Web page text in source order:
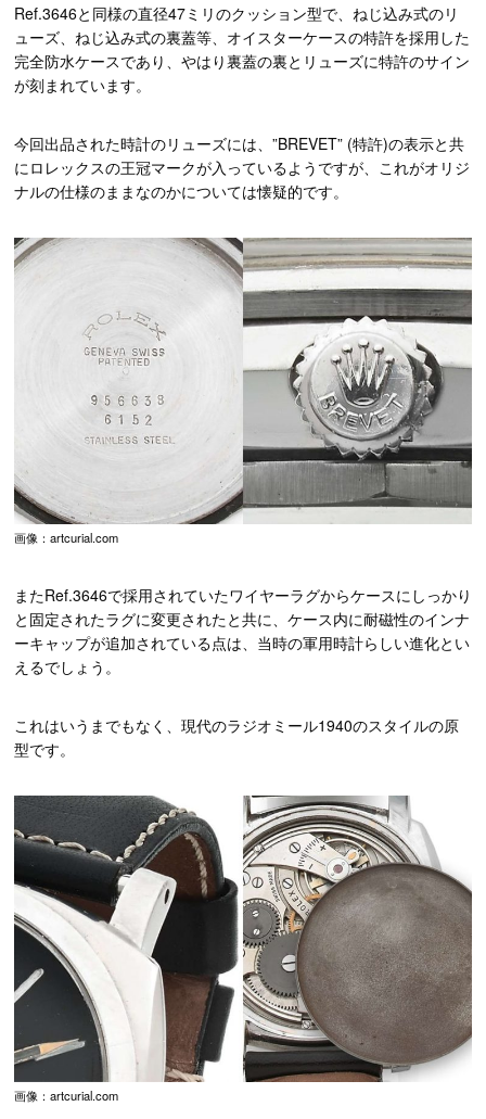
Ref.3646と同様の直径47ミリのクッション型で、ねじ込み式のリ
ューズ、ねじ込み式の裏蓋等、オイスターケースの特許を採用した
完全防水ケースであり、やはり裏蓋の裏とリューズに特許のサイン
が刻まれています。
今回出品された時計のリューズには、”BREVET” (特許)の表示と共
にロレックスの王冠マークが入っているようですが、これがオリジ
ナルの仕様のままなのかについては懐疑的です。
画像：artcurial.com
またRef.3646で採用されていたワイヤーラグからケースにしっかり
と固定されたラグに変更されたと共に、ケース内に耐磁性のインナ
ーキャップが追加されている点は、当時の軍用時計らしい進化とい
えるでしょう。
これはいうまでもなく、現代のラジオミール1940のスタイルの原
型です。
画像：artcurial.com